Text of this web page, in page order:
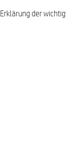
Erklärung der